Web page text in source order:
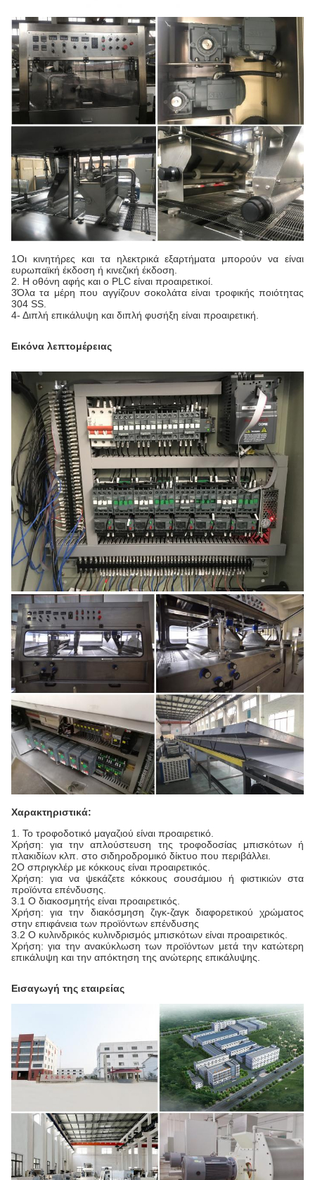
1Οι κινητήρες και τα ηλεκτρικά εξαρτήματα μπορούν να είναι
ευρωπαϊκή έκδοση ή κινεζική έκδοση.
2. Η οθόνη αφής και ο PLC είναι προαιρετικοί.
3Όλα τα μέρη που αγγίζουν σοκολάτα είναι τροφικής ποιότητας
304 SS.
4- Διπλή επικάλυψη και διπλή φυσήξη είναι προαιρετική.
Εικόνα λεπτομέρειας
Χαρακτηριστικά:
1. Το τροφοδοτικό μαγαζιού είναι προαιρετικό.
Χρήση: για την απλούστευση της τροφοδοσίας μπισκότων ή
πλακιδίων κλπ. στο σιδηροδρομικό δίκτυο που περιβάλλει.
2Ο σπριγκλέρ με κόκκους είναι προαιρετικός.
Χρήση: για να ψεκάζετε κόκκους σουσάμιου ή φιστικιών στα
προϊόντα επένδυσης.
3.1 Ο διακοσμητής είναι προαιρετικός.
Χρήση: για την διακόσμηση ζιγκ-ζαγκ διαφορετικού χρώματος
στην επιφάνεια των προϊόντων επένδυσης
3.2 Ο κυλινδρικός κυλινδρισμός μπισκότων είναι προαιρετικός.
Χρήση: για την ανακύκλωση των προϊόντων μετά την κατώτερη
επικάλυψη και την απόκτηση της ανώτερης επικάλυψης.
Εισαγωγή της εταιρείας